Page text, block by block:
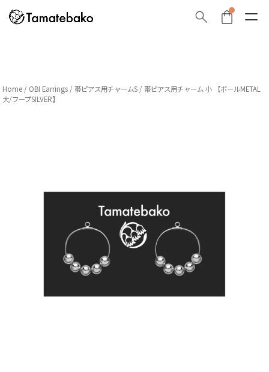
Home / OBI Earrings /帯ピアス用チャームS / 帯ピアス用チャーム 小 【ボールMETAL
大/フープSILVER】